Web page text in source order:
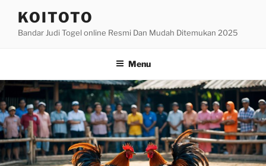
content
KOITOTO
Bandar Judi Togel online Resmi Dan Mudah Ditemukan 2025
Menu